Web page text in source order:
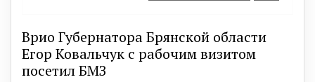
Врио Губернатора Брянской области
Егор Ковальчук с рабочим визитом
посетил БМЗ